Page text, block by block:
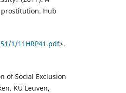
prostitution. Hub
1/11HRP41.pdf>.
of Social Exclusion
KU Leuven,